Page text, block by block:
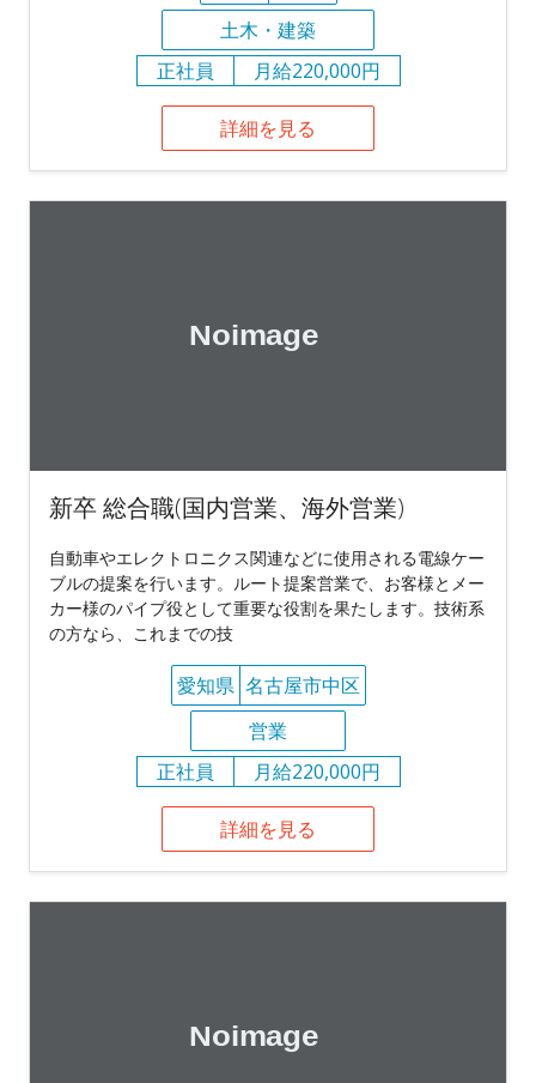
土木・建築
正社員
月給220,000円
詳細を見る
新卒 総合職(国内営業、海外営業)
自動車やエレクトロニクス関連などに使用される電線ケー
ブルの提案を行います。ルート提案営業で、お客様とメー
カー様のパイプ役として重要な役割を果たします。技術系
の方なら、これまでの技
愛知県 名古屋市中区
営業
正社員
月給220,000円
詳細を見る